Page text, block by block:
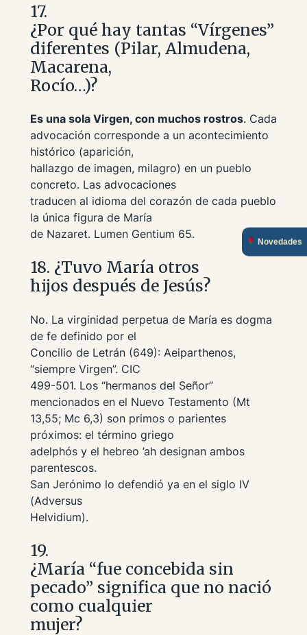
17.
¿Por qué hay tantas “Vírgenes”
diferentes (Pilar, Almudena,
Macarena,
Rocío…)?
Es una sola Virgen, con muchos rostros. Cada
advocación corresponde a un acontecimiento
histórico (aparición,
hallazgo de imagen, milagro) en un pueblo
concreto. Las advocaciones
traducen al idioma del corazón de cada pueblo
la única figura de María
de Nazaret. Lumen Gentium 65.
18. ¿Tuvo María otros
hijos después de Jesús?
No. La virginidad perpetua de María es dogma
de fe definido por el
Concilio de Letrán (649): Aeiparthenos,
“siempre Virgen”. CIC
499-501. Los “hermanos del Señor”
mencionados en el Nuevo Testamento (Mt
13,55; Mc 6,3) son primos o parientes
próximos: el término griego
adelphósy el hebreo ’ahdesignan ambos
parentescos.
San Jerónimo lo defendió ya en el siglo IV
(Adversus
Helvidium).
19.
¿María “fue concebida sin
pecado” significa que no nació
como cualquier
mujer?
Novedades